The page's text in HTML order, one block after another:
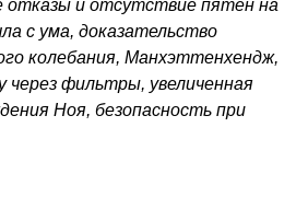
отказы и отсутствие пятен на
с ума, доказательство
колебания, Манхэттенхендж,
через фильтры, увеличенная
Ноя, безопасность при